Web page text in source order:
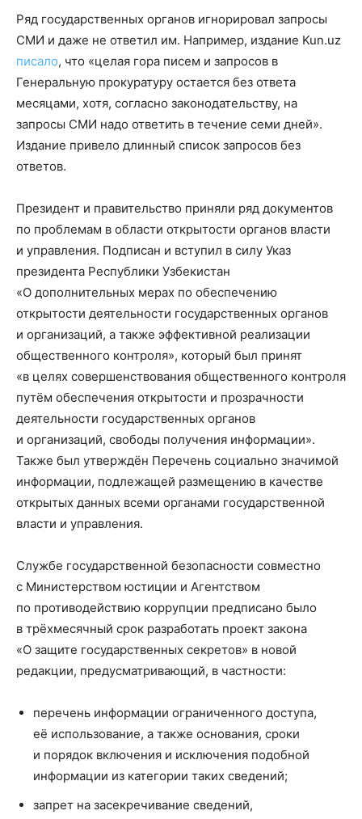
Ряд государственных органов игнорировал запросы
СМИ и даже не ответил им. Например, издание Kun.uz
писало, что «целая гора писем и запросов в
Генеральную прокуратуру остается без ответа
месяцами, хотя, согласно законодательству, на
запросы СМИ надо ответить в течение семи дней».
Издание привело длинный список запросов без
ответов.
Президент и правительство приняли ряд документов
по проблемам в области открытости органов власти
и управления. Подписан и вступил в силу Указ
президента Республики Узбекистан
«О дополнительных мерах по обеспечению
открытости деятельности государственных органов
и организаций, а также эффективной реализации
общественного контроля», который был принят
«в целях совершенствования общественного контроля
путём обеспечения открытости и прозрачности
деятельности государственных органов
и организаций, свободы получения информации».
Также был утверждён Перечень социально значимой
информации, подлежащей размещению в качестве
открытых данных всеми органами государственной
власти и управления.
Службе государственной безопасности совместно
с Министерством юстиции и Агентством
по противодействию коррупции предписано было
в трёхмесячный срок разработать проект закона
«О защите государственных секретов» в новой
редакции, предусматривающий, в частности:
перечень информации ограниченного доступа,
её использование, а также основания, сроки
и порядок включения и исключения подобной
информации из категории таких сведений;
запрет на засекречивание сведений,